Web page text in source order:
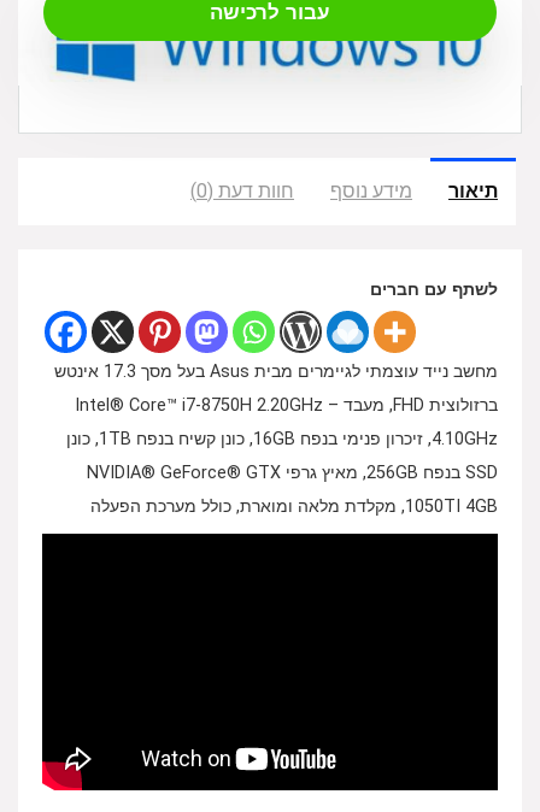
עבור לרכישה
תיאור מידע נוסף חוות דעת (0)
לשתף עם חברים
מחשב נייד עוצמתי לגיימרים מבית Asus בעל מסך 17.3 אינטש
ברזולוצית FHD, מעבד Intel® Core™ i7-8750H 2.20GHz –
4.10GHz, זיכרון פנימי בנפח 16GB, כונן קשיח בנפח 1TB, כונן
SSD בנפח 256GB, מאיץ גרפי NVIDIA® GeForce® GTX
1050TI 4GB, מקלדת מלאה ומוארת, כולל מערכת הפעלה